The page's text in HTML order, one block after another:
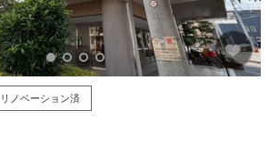
リノベーション済